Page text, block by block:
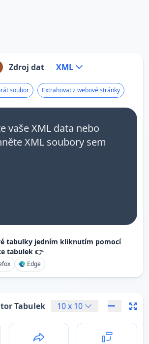
Zdroj dat XML
soubor Extrahovat z webové stránky
vaše XML data nebo
XML soubory sem
tabulky jedním kliknutím pomocí
tabulek 👉
Edge
Tabulek 10x 10